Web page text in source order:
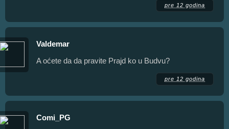
pre 12 godina
Valdemar
A oćete da da pravite Prajd ko u Budvu?
pre 12 godina
Comi_PG